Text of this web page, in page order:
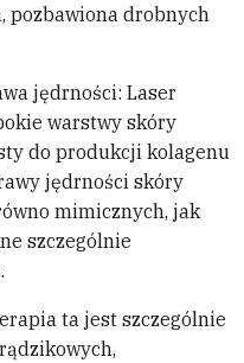
pozbawiona drobnych
jędrności: Laser
warstwy skóry
do produkcji kolagenu
jędrności skóry
mimicznych, jak
szczególnie
ta jest szczególnie